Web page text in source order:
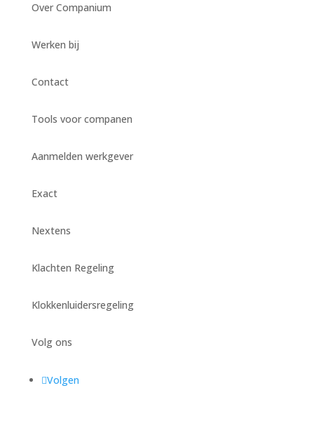
Over Companium
Werken bij
Contact
Tools voor companen
Aanmelden werkgever
Exact
Nextens
Klachten Regeling
Klokkenluidersregeling
Volg ons
Volgen